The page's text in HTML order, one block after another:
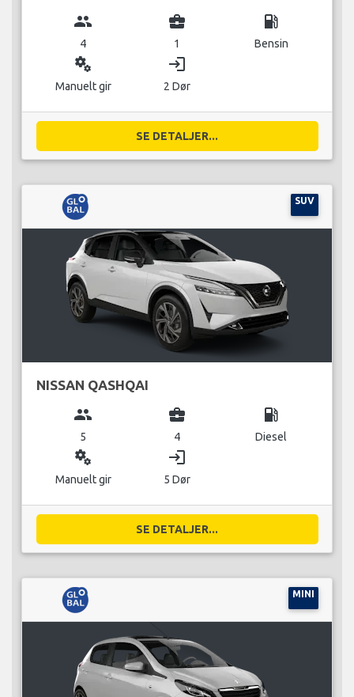
group
4
business_center
1
local_gas_station
Bensin
miscellaneous_services
Manuelt gir
login
2 Dør
SE DETALJER...
SUV
NISSAN QASHQAI
group
5
business_center
4
local_gas_station
Diesel
miscellaneous_services
Manuelt gir
login
5 Dør
SE DETALJER...
MINI